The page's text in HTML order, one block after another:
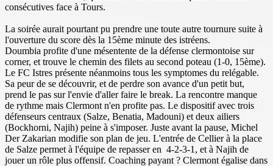
consécutives face à Tours.
La soirée aurait pourtant pu prendre une toute autre tournure suite à
l'ouverture du score dès la 15ème minute des istréens.
Doumbia profite d'une mésentente de la défense clermontoise sur
corner, et trouve le chemin des filets au second poteau (1-0, 15ème).
Le FC Istres présente néanmoins tous les symptomes du relégable.
Sa peur de se découvrir, et de perdre son avance d'un petit but,
prend le pas sur l'envie d'aller faire le break. La rencontre manque
de rythme mais Clermont n'en profite pas. Le dispositif avec trois
défenseurs centraux (Salze, Benatia, Madouni) et deux ailiers
(Bockhorni, Najih) peine à s'imposer. Juste avant la pause, Michel
Der Zakarian modifie son plan de jeu. L'entrée de Cellier à la place
de Salze permet à l'équipe de repasser en 4-2-3-1, et à Najih de
jouer un rôle plus offensif. Coaching payant ? Clermont égalise dans